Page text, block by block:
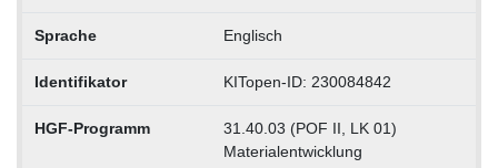
Sprache Englisch
Identifikator KITopen-ID: 230084842
HGF-Programm
31.40.03 (POF II, LK 01)
Materialentwicklung